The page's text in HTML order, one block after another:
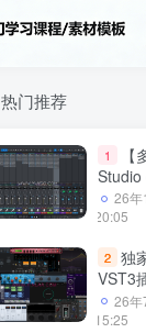
热门推荐
1
Studio
多种
播预设
26年
20:05
2 独
VST3
安装
WiN 支
26年
15:25